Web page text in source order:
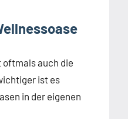
oftmals auch die
ist es
in der eigenen